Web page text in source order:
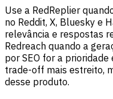
Use a RedReplier
no Reddit, X, Bluesky e
relevância e respostas
Redreach quando a
por SEO for a
trade-off mais estreito,
desse produto.